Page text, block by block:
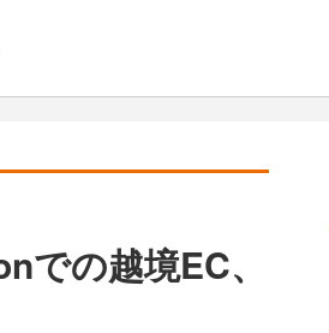
の越境EC、